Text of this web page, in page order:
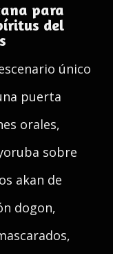
para
del
único
puerta
orales,
sobre
akan de
dogon,